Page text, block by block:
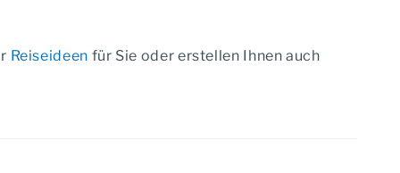
Reiseideen für Sie oder erstellen Ihnen auch